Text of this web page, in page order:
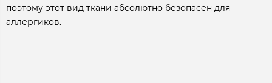
поэтому этот вид ткани абсолютно безопасен для
аллергиков.